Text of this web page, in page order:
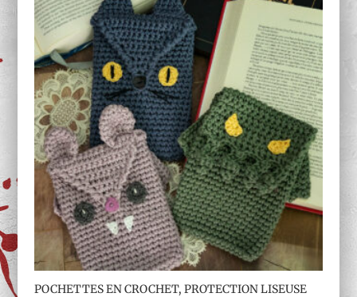
à
35,00 €
POCHETTES EN CROCHET, PROTECTION LISEUSE